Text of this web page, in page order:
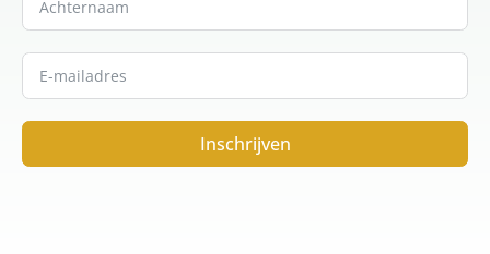
Inschrijven